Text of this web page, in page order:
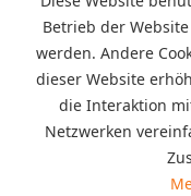
Fußballtor aus
passendem Netz für
Aluminiumrohr 80
919,00 € *
Betrieb der
werden. Andere
dieser Website
die Interaktion
Netzwerken